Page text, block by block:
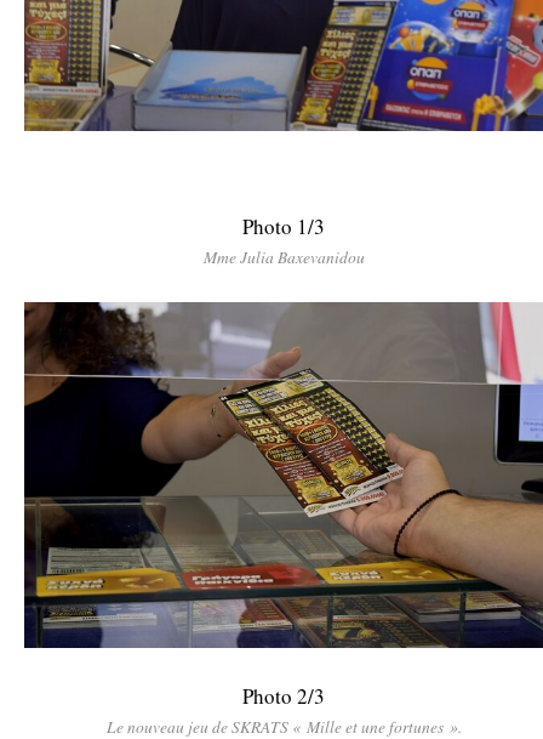
Photo 1/3
Mme Julia Baxevanidou
Photo 2/3
Le nouveau jeu de SKRATS « Mille et une fortunes ».